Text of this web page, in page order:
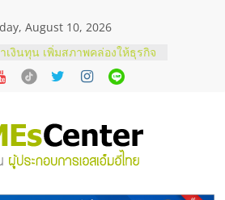
August 10, 2026
ในไทยที่ไหนดี?
ผู้ให้บริการให้คุ้มค่าและตอบ
จ
เงินทุน เพิ่มสภาพคล่องให้ธุรกิจ
ำมัน Shell
ลงทุน แฟรนไชส์ยอนนี่
Meet Up จับคู่แฟรน